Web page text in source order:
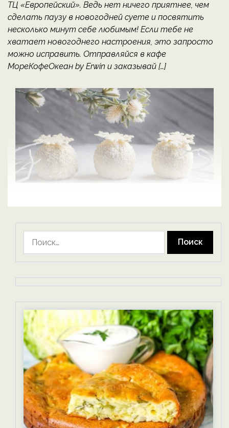
ТЦ «Европейский». Ведь нет ничего приятнее, чем
сделать паузу в новогодней суете и посвятить
несколько минут себе любимым! Если тебе не
хватает новогоднего настроения, это запросто
можно исправить. Отправляйся в кафе
МореКофеОкеан by Erwin и заказывай […]